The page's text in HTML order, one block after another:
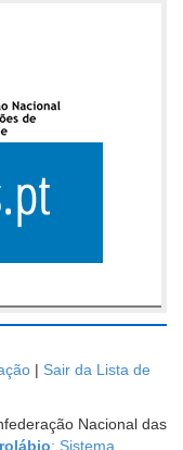
| Sair da Lista de
Nacional das
: Sistema